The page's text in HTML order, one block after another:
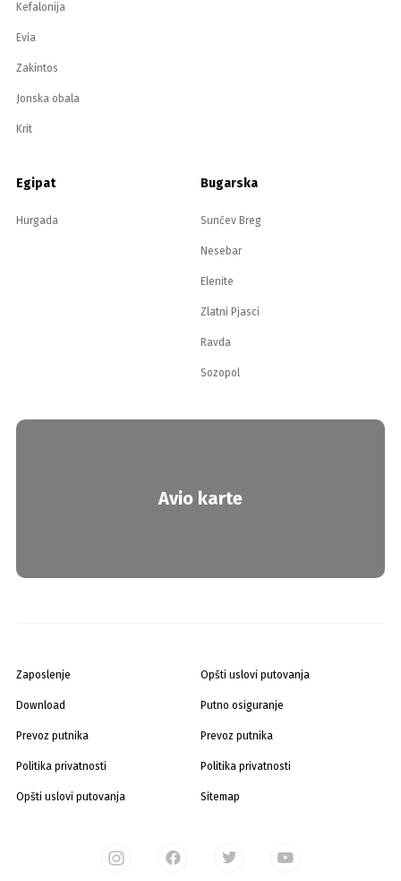
Kefalonija
Evia
Zakintos
Jonska obala
Krit
Egipat
Hurgada
Bugarska
Sunčev Breg
Nesebar
Elenite
Zlatni Pjasci
Ravda
Sozopol
Avio karte
Zaposlenje
Download
Prevoz putnika
Politika privatnosti
Opšti uslovi putovanja
Opšti uslovi putovanja
Putno osiguranje
Prevoz putnika
Politika privatnosti
Sitemap